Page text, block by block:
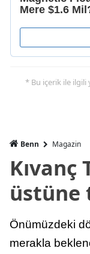
* Bu içerik ile ilgili
Benn Magazin
üstüne
Önümüzdeki
merakla